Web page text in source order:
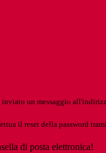
inviato un messaggio
il reset della password
di posta elettronica!